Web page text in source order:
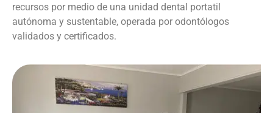
recursos por medio de una unidad dental portatil
autónoma y sustentable, operada por odontólogos
validados y certificados.